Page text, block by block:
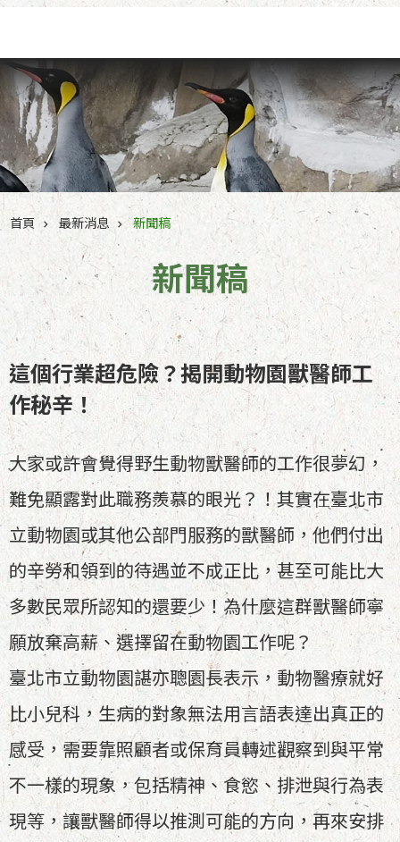
首頁 最新消息 新聞稿
新聞稿
這個行業超危險？揭開動物園獸醫師工
作秘辛！
大家或許會覺得野生動物獸醫師的工作很夢幻，
難免顯露對此職務羨慕的眼光？！其實在臺北市
立動物園或其他公部門服務的獸醫師，他們付出
的辛勞和領到的待遇並不成正比，甚至可能比大
多數民眾所認知的還要少！為什麼這群獸醫師寧
願放棄高薪、選擇留在動物園工作呢？
臺北市立動物園諶亦聰園長表示，動物醫療就好
比小兒科，生病的對象無法用言語表達出真正的
感受，需要靠照顧者或保育員轉述觀察到與平常
不一樣的現象，包括精神、食慾、排泄與行為表
現等，讓獸醫師得以推測可能的方向，再來安排